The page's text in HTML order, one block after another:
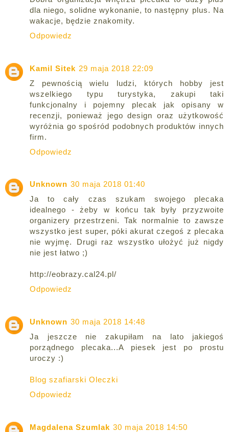
dla niego, solidne wykonanie, to następny plus. Na
wakacje, będzie znakomity.
Odpowiedz
Kamil Sitek 29 maja 2018 22:09
Z pewnością wielu ludzi, których hobby jest
wszelkiego typu turystyka, zakupi taki
funkcjonalny i pojemny plecak jak opisany w
recenzji, ponieważ jego design oraz użytkowość
wyróżnia go spośród podobnych produktów innych
firm.
Odpowiedz
Unknown 30 maja 2018 01:40
Ja to cały czas szukam swojego plecaka
idealnego - żeby w końcu tak były przyzwoite
organizery przestrzeni. Tak normalnie to zawsze
wszystko jest super, póki akurat czegoś z plecaka
nie wyjmę. Drugi raz wszystko ułożyć już nigdy
nie jest łatwo ;)
http://eobrazy.cal24.pl/
Odpowiedz
Unknown 30 maja 2018 14:48
Ja jeszcze nie zakupiłam na lato jakiegoś
porządnego plecaka...A piesek jest po prostu
uroczy :)
Blog szafiarski Oleczki
Odpowiedz
Magdalena Szumlak 30 maja 2018 14:50